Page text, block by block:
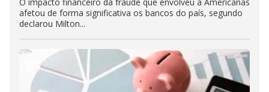
afetou de forma significativa os bancos do país, segundo
declarou Milton...